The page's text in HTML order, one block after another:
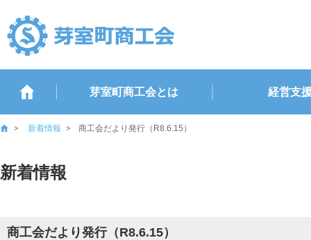
芽室町商工会とは 経営支
新着情報 商工会だより発行（R8.6.15）
新着情報
商工会だより発行（R8.6.15）